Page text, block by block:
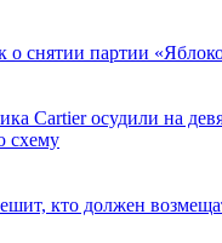
о снятии партии
Cartier осудили на
схему
кто должен